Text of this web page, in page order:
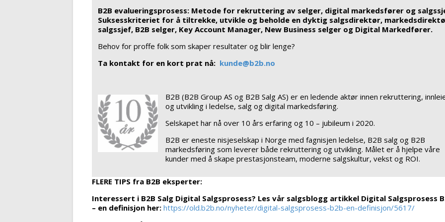
B2B evalueringsprosess: Metode for rekruttering av selger, digital markedsfører og
Suksesskriteriet for å tiltrekke, utvikle og beholde en dyktig salgsdirektør,
salgssjef, B2B selger, Key Account Manager, New Business selger og Digital Markedfører.
Behov for proffe folk som skaper resultater og blir lenge?
Ta kontakt for en kort prat nå: kunde@b2b.no
B2B (B2B Group AS og B2B Salg AS) er en ledende aktør innen rekruttering,
og utvikling i ledelse, salg og digital markedsføring.
Selskapet har nå over 10 års erfaring og 10 – jubileum i 2020.
B2B er eneste nisjeselskap i Norge med fagnisjen ledelse, B2B salg og B2B
markedsføring som leverer både rekruttering og utvikling. Målet er å hjelpe våre
kunder med å skape prestasjonsteam, moderne salgskultur, vekst og ROI.
FLERE TIPS fra B2B eksperter:
Interessert i B2B Salg Digital Salgsprosess? Les vår salgsblogg artikkel Digital Salgsprosess
– en definisjon her: https://old.b2b.no/nyheter/digital-salgsprosess-b2b-en-definisjon/5617/